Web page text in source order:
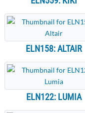
ELN158: ALTAIR
ELN122: LUMIA